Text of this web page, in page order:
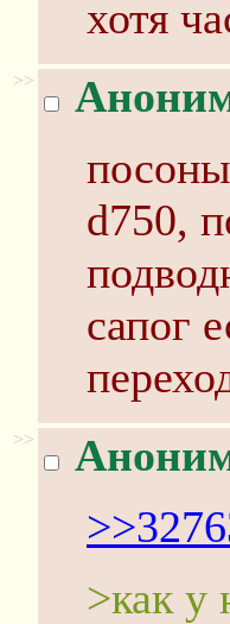
хотя
>>
d750,
сапог
>>
>как у